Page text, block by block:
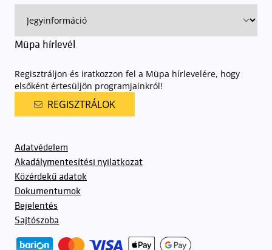
rendjének részletes leírásaelérhető itt.
Müpa hírlevél
Regisztráljon és iratkozzon fel a Müpa hírlevelére, hogy
elsőként értesüljön programjainkról!
REGISZTRÁLOK
Adatvédelem
Akadálymentesítési nyilatkozat
Közérdekű adatok
Dokumentumok
Bejelentés
Sajtószoba